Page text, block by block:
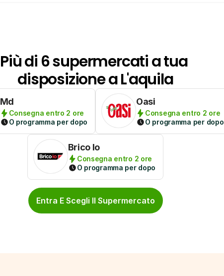
Più di 6 supermercati a tua
disposizione a L'aquila
Md
Consegna entro 2 ore
O programma per dopo
Oasi
Consegna entro 2 ore
O programma per dopo
Brico Io
Consegna entro 2 ore
O programma per dopo
Entra E Scegli Il Supermercato